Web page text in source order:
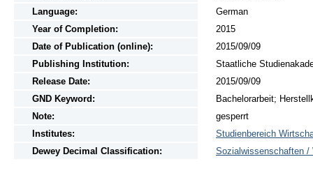
Language:
German
Year of Completion:
2015
Date of Publication (online):
2015/09/09
Publishing Institution:
Staatliche
Release Date:
2015/09/09
GND Keyword:
Bachelorarbeit;
Note:
gesperrt
Institutes:
Studienbereich
Dewey Decimal Classification:
Sozialwissenschaften